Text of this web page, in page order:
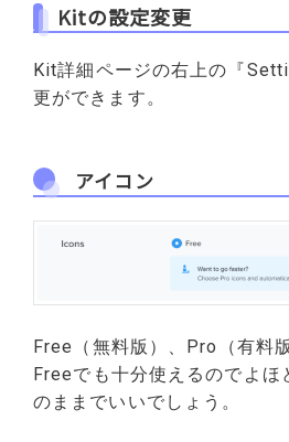
Kitの設定変更
Kit詳細ページの右上の『
更ができます。
アイコン
Free（無料版）、Pro（有料
Freeでも十分使えるのでよほ
のままでいいでしょう。